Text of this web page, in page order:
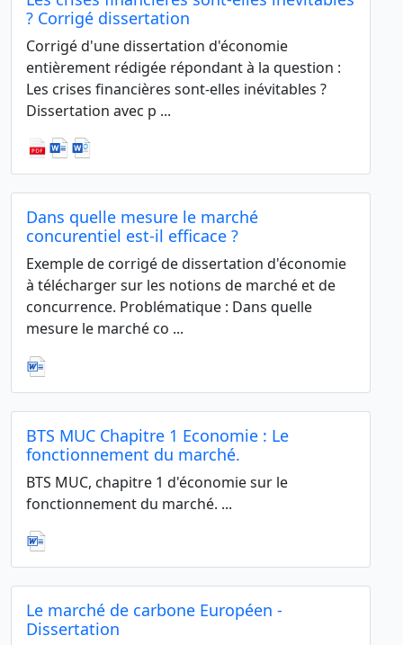
? Corrigé dissertation
Corrigé d'une dissertation d'économie
entièrement rédigée répondant à la question :
Les crises financières sont-elles inévitables ?
Dissertation avec p ...
Dans quelle mesure le marché
concurentiel est-il efficace ?
Exemple de corrigé de dissertation d'économie
à télécharger sur les notions de marché et de
concurrence. Problématique : Dans quelle
mesure le marché co ...
BTS MUC Chapitre 1 Economie : Le
fonctionnement du marché.
BTS MUC, chapitre 1 d'économie sur le
fonctionnement du marché. ...
Le marché de carbone Européen -
Dissertation